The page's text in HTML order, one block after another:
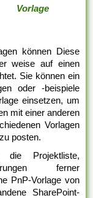
Vorlage
können Diese
weise auf einen
Sie können ein
oder -beispiele
einsetzen, um
mit einer anderen
Vorlagen
posten.
Projektliste,
ferner
PnP-Vorlage von
SharePoint-